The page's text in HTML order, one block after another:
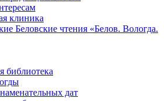
клиника
Беловские чтения «Белов. Вологда.
библиотека
дат